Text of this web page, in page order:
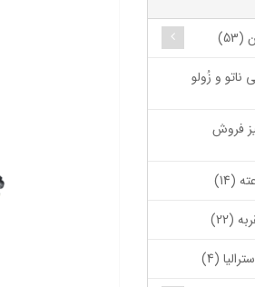
ناتو و زُولو
فروش
(22)
(4)